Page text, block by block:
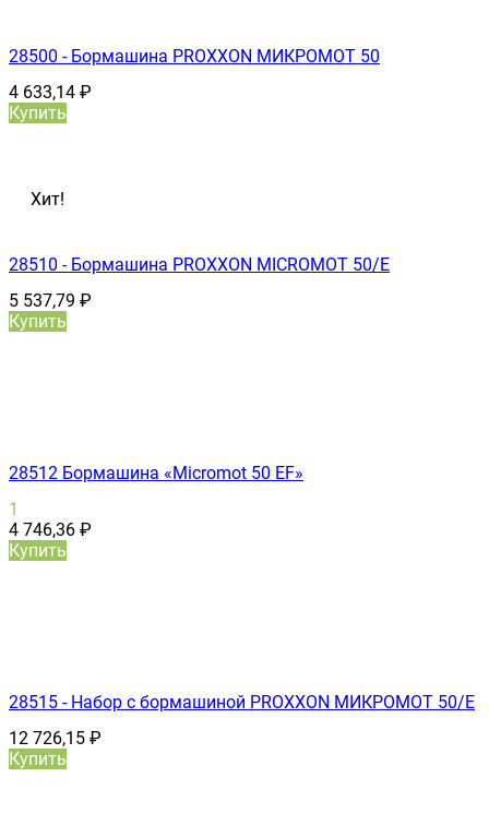
28500 - Бормашина PROXXON МИКРОМОТ 50
4 633,14 ₽
Купить
Хит!
28510 - Бормашина PROXXON MICROMOT 50/E
5 537,79 ₽
Купить
28512 Бормашина «Micromot 50 ЕF»
1
4 746,36 ₽
Купить
28515 - Набор с бормашиной PROXXON МИКРОМОТ 50/Е
12 726,15 ₽
Купить